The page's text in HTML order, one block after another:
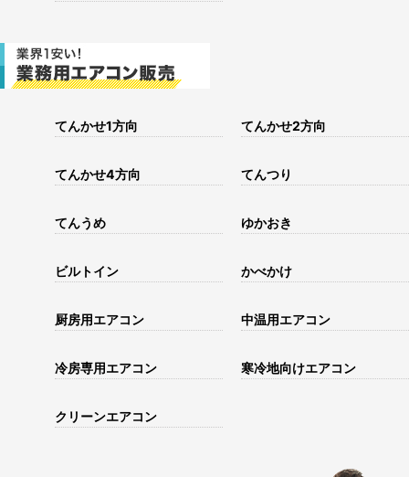
てんかせ1方向 てんかせ2方向
てんかせ4方向 てんつり
てんうめ ゆかおき
ビルトイン かべかけ
厨房用エアコン 中温用エアコン
冷房専用エアコン 寒冷地向けエアコン
クリーンエアコン